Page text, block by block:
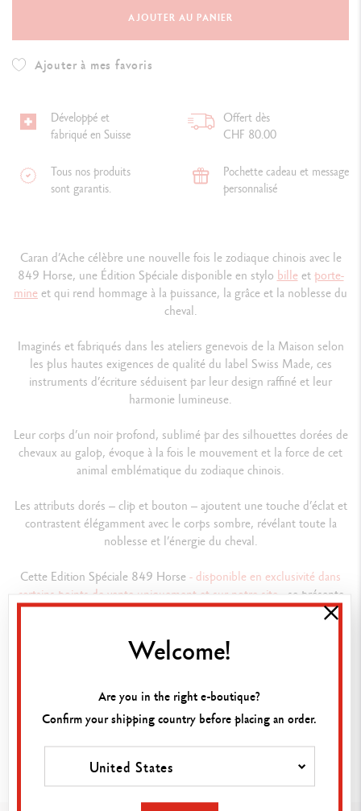
AJOUTER AU PANIER
Ajouter à mes favoris
Développé et
fabriqué en Suisse
Offert dès
CHF 80.00
Tous nos produits
sont garantis.
Pochette cadeau et message
personnalisé
Caran d’Ache célèbre une nouvelle fois le zodiaque chinois avec le
849 Horse, une Édition Spéciale disponible en stylo billeetporte-
mineet qui rend hommage à la puissance, la grâce et la noblesse du
cheval.
Imaginés et fabriqués dans les ateliers genevois de la Maison selon
les plus hautes exigences de qualité du label Swiss Made, ces
instruments d’écriture séduisent par leur design raffiné et leur
harmonie lumineuse.
Leur corps d’un noir profond, sublimé par des silhouettes dorées de
chevaux au galop, évoque à la fois le mouvement et la force de cet
animal emblématique du zodiaque chinois.
Les attributs dorés – clip et bouton – ajoutent une touche d’éclat et
contrastent élégamment avec le corps sombre, révélant toute la
noblesse et l’énergie du cheval.
Cette Edition Spéciale 849 Horse- disponible en exclusivité dans
certains points de vente uniquement et sur notre site -
se présente
comme un cadeau d’exception, où chaque détail saura ravir les
VERSION D'INSTRUMENT D'ÉCRITURE
Stylo bille
DÉTAILS DU PRODUIT
Corps hexagonal en aluminium, léger et résistant
AJOUTER AU PANIER
Welcome!
Are you in the right e-boutique?
Confirm your shipping country before placing an order.
United States